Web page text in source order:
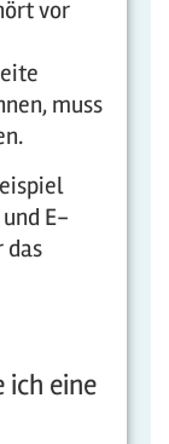
vor
muss
E-
das
ich eine